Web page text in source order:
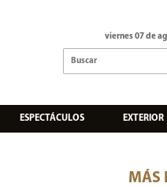
viernes 07 de
ESPECTÁCULOS EXTERIOR
MÁS